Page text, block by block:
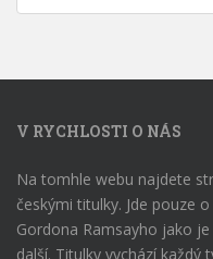
V RYCHLOSTI O NÁS
Na tomhle webu najdete
českými titulky. Jde pouze
Gordona Ramsayho jako
další. Titulky vychází každý